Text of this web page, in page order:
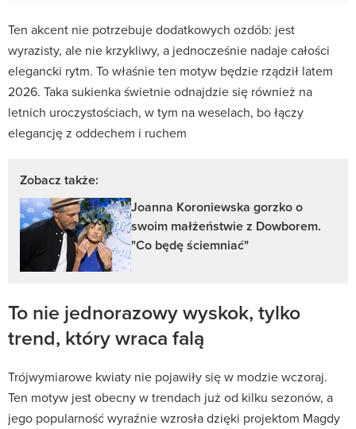
Ten akcent nie potrzebuje dodatkowych ozdób: jest
wyrazisty, ale nie krzykliwy, a jednocześnie nadaje całości
elegancki rytm. To właśnie ten motyw będzie rządził latem
2026. Taka sukienka świetnie odnajdzie się również na
letnich uroczystościach, w tym na weselach, bo łączy
elegancję z oddechem i ruchem
Zobacz także:
Joanna Koroniewska gorzko o
swoim małżeństwie z Dowborem.
"Co będę ściemniać"
To nie jednorazowy wyskok, tylko
trend, który wraca falą
Trójwymiarowe kwiaty nie pojawiły się w modzie wczoraj.
Ten motyw jest obecny w trendach już od kilku sezonów, a
jego popularność wyraźnie wzrosła dzięki projektom Magdy